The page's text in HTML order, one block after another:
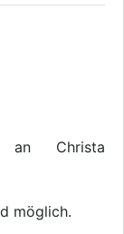
an Christa
möglich.